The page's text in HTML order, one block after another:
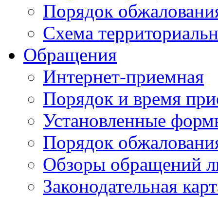
Порядок
Схема
Обращения
Интернет-приемная
Порядок и время
Установленные
Порядок
Обзоры обращений
Законодательная